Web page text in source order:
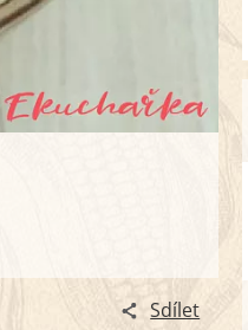
Sdílet